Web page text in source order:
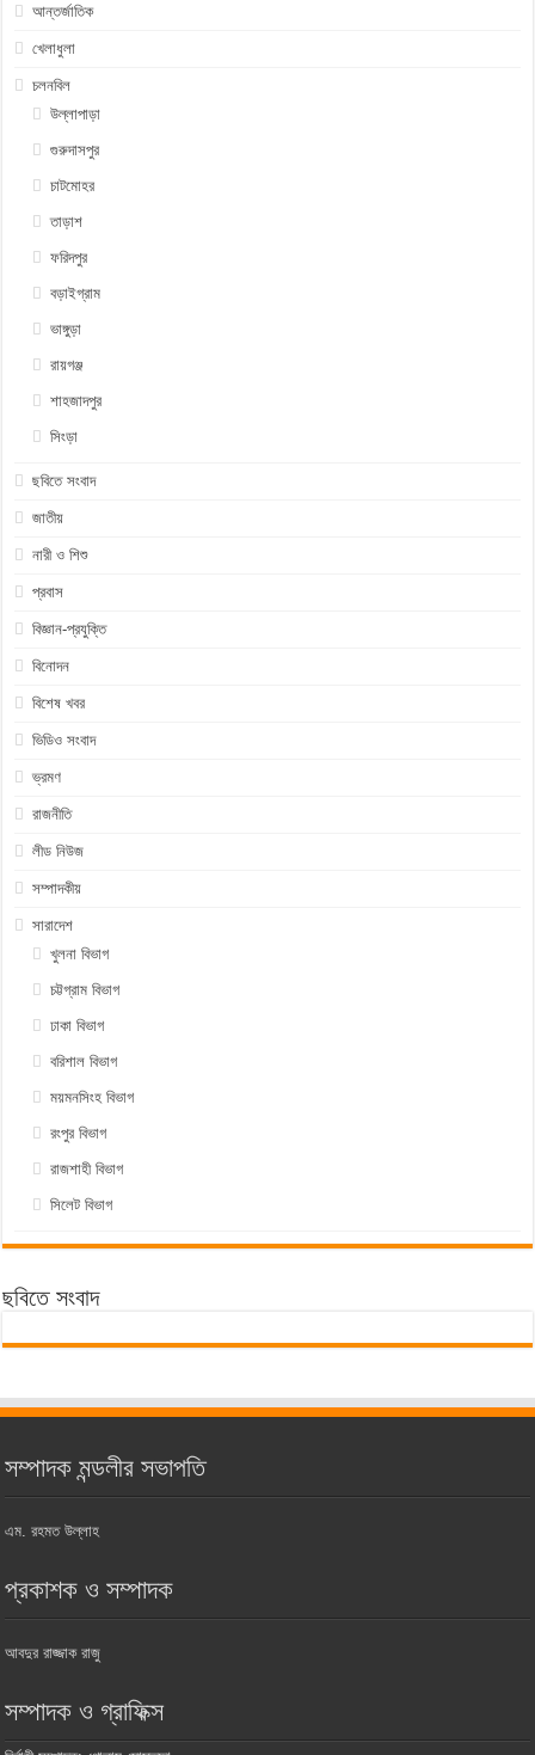
আন্তর্জাতিক
খেলাধুলা
চলনবিল
উল্লাপাড়া
গুরুদাসপুর
চাটমোহর
তাড়াশ
ফরিদপুর
বড়াইগ্রাম
ভাঙ্গুড়া
রায়গঞ্জ
শাহজাদপুর
সিংড়া
ছবিতে সংবাদ
জাতীয়
নারী ও শিশু
প্রবাস
বিজ্ঞান-প্রযুক্তি
বিনোদন
বিশেষ খবর
ভিডিও সংবাদ
ভ্রমণ
রাজনীতি
লীড নিউজ
সম্পাদকীয়
সারাদেশ
খুলনা বিভাগ
চট্টগ্রাম বিভাগ
ঢাকা বিভাগ
বরিশাল বিভাগ
ময়মনসিংহ বিভাগ
রংপুর বিভাগ
রাজশাহী বিভাগ
সিলেট বিভাগ
ছবিতে সংবাদ
সম্পাদক মন্ডলীর সভাপতি
এম. রহমত উল্লাহ
প্রকাশক ও সম্পাদক
আবদুর রাজ্জাক রাজু
সম্পাদক ও গ্রাফিক্স